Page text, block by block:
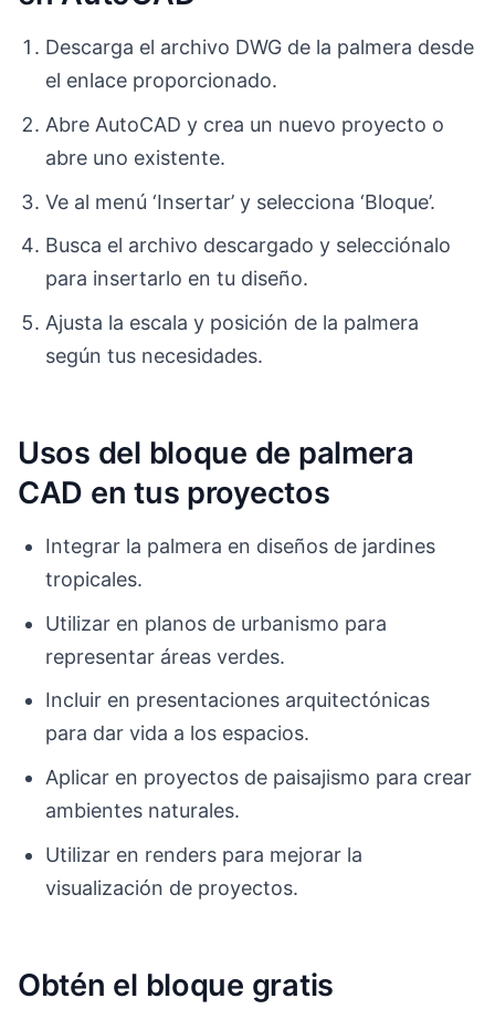
Descarga el archivo DWG de la palmera desde
el enlace proporcionado.
Abre AutoCAD y crea un nuevo proyecto o
abre uno existente.
Ve al menú ‘Insertar’ y selecciona ‘Bloque’.
Busca el archivo descargado y selecciónalo
para insertarlo en tu diseño.
Ajusta la escala y posición de la palmera
según tus necesidades.
Usos del bloque de palmera
CAD en tus proyectos
Integrar la palmera en diseños de jardines
tropicales.
Utilizar en planos de urbanismo para
representar áreas verdes.
Incluir en presentaciones arquitectónicas
para dar vida a los espacios.
Aplicar en proyectos de paisajismo para crear
ambientes naturales.
Utilizar en renders para mejorar la
visualización de proyectos.
Obtén el bloque gratis